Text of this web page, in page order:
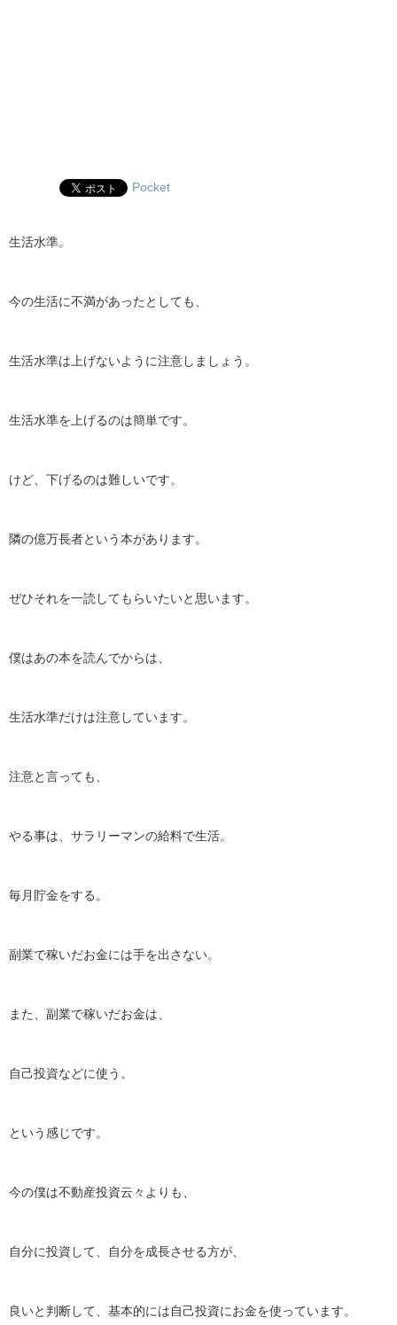
Pocket
生活水準。
今の生活に不満があったとしても、
生活水準は上げないように注意しましょう。
生活水準を上げるのは簡単です。
けど、下げるのは難しいです。
隣の億万長者という本があります。
ぜひそれを一読してもらいたいと思います。
僕はあの本を読んでからは、
生活水準だけは注意しています。
注意と言っても、
やる事は、サラリーマンの給料で生活。
毎月貯金をする。
副業で稼いだお金には手を出さない。
また、副業で稼いだお金は、
自己投資などに使う。
という感じです。
今の僕は不動産投資云々よりも、
自分に投資して、自分を成長させる方が、
良いと判断して、基本的には自己投資にお金を使っています。